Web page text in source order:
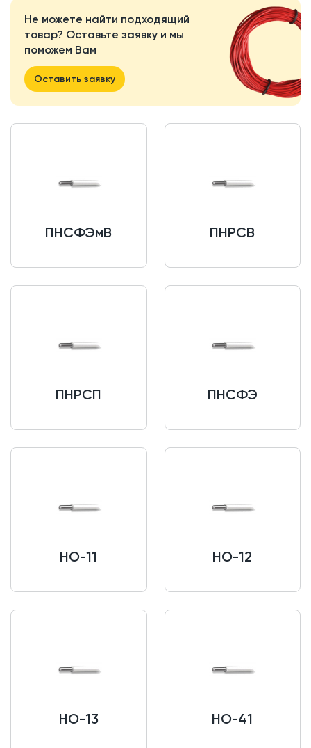
Не можете найти подходящий
товар? Оставьте заявку и мы
поможем Вам
Оставить заявку
ПНСФЭмВ ПНРСВ
ПНРСП ПНСФЭ
НО-11 НО-12
НО-13 НО-41